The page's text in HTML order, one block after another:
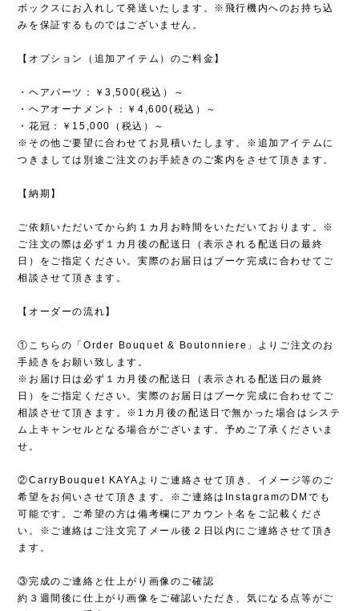
ボックスにお入れして発送いたします。※飛行機内へのお持ち込
みを保証するものではございません。
【オプション（追加アイテム）のご料金】
・ヘアパーツ：￥3,500(税込）～
・ヘアオーナメント：￥4,600(税込）～
・花冠：￥15,000（税込）～
※その他ご要望に合わせてお見積いたします。※追加アイテムに
つきましては別途ご注文のお手続きのご案内をさせて頂きます。
【納期】
ご依頼いただいてから約１カ月お時間をいただいております。※
ご注文の際は必ず１カ月後の配送日（表示される配送日の最終
日）をご指定ください。実際のお届日はブーケ完成に合わせてご
相談させて頂きます。
【オーダーの流れ】
①こちらの「Order Bouquet & Boutonniere」よりご注文のお
手続きをお願い致します。
※お届け日は必ず１カ月後の配送日（表示される配送日の最終
日）をご指定ください。実際のお届日はブーケ完成に合わせてご
相談させて頂きます。※1カ月後の配送日で無かった場合はシステ
ム上キャンセルとなる場合がございます。予めご了承くださいま
せ。
②CarryBouquet KAYAよりご連絡させて頂き、イメージ等のご
希望をお伺いさせて頂きます。※ご連絡はInstagramのDMでも
可能です。ご希望の方は備考欄にアカウント名をご記載くださ
い。※ご連絡はご注文完了メール後２日以内にご連絡させて頂き
ます。
③完成のご連絡と仕上がり画像のご確認
約３週間後に仕上がり画像をご確認いただき、気になる点等がご